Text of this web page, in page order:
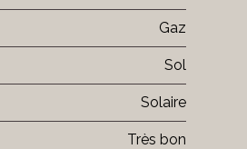
Gaz
Sol
Solaire
Très bon